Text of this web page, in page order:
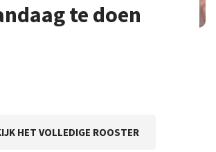
te doen
HET VOLLEDIGE ROOSTER